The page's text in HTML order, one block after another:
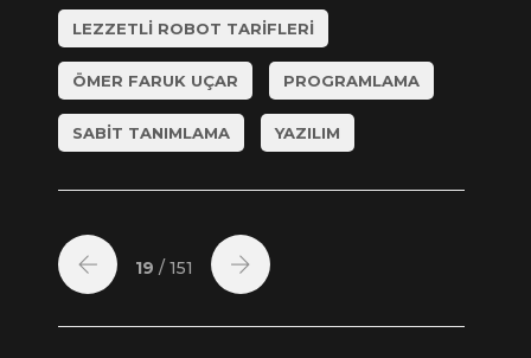
LEZZETLI ROBOT TARIFLERI
ÖMER FARUK UÇAR PROGRAMLAMA
SABIT TANIMLAMA YAZILIM
19 / 151